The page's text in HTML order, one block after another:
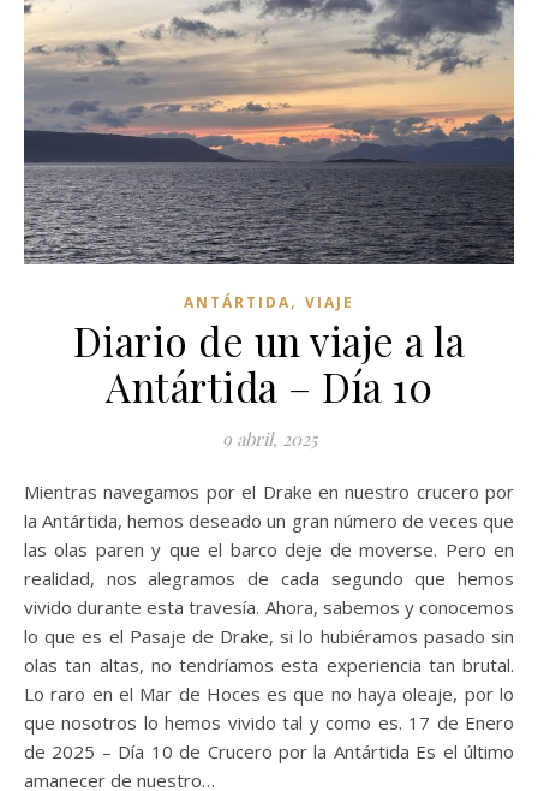
ANTÁRTIDA, VIAJE
Diario de un viaje a la
Antártida – Día 10
9 abril, 2025
Mientras navegamos por el Drake en nuestro crucero por
la Antártida, hemos deseado un gran número de veces que
las olas paren y que el barco deje de moverse. Pero en
realidad, nos alegramos de cada segundo que hemos
vivido durante esta travesía. Ahora, sabemos y conocemos
lo que es el Pasaje de Drake, si lo hubiéramos pasado sin
olas tan altas, no tendríamos esta experiencia tan brutal.
Lo raro en el Mar de Hoces es que no haya oleaje, por lo
que nosotros lo hemos vivido tal y como es. 17 de Enero
de 2025 – Día 10 de Crucero por la Antártida Es el último
amanecer de nuestro…